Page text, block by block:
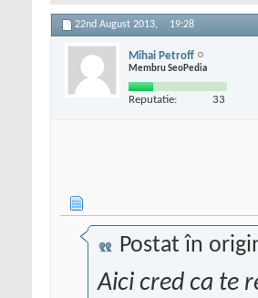
22nd August 2013, 19:28
Mihai Petroff
Membru SeoPedia
Reputatie: 33
Postat în
Aici cred ca te